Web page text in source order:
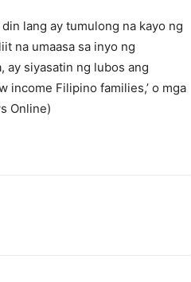
lang ay tumulong na kayo ng
na umaasa sa inyo ng
ay siyasatin ng lubos ang
income Filipino families,’ o mga
Online)